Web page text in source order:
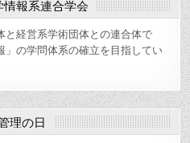
情報系連合学会
と経営系学術団体との連合体で
」の学問体系の確立を目指してい
理の日